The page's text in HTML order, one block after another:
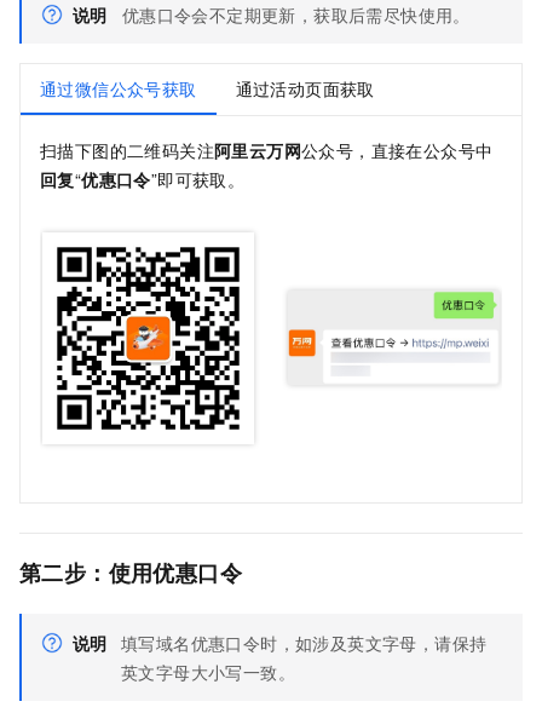
说明 优惠口令会不定期更新，获取后需尽快使用。
通过微信公众号获取 通过活动页面获取
扫描下图的二维码关注阿里云万网公众号，直接在公众号中
回复“优惠口令”即可获取。
第二步：使用优惠口令
说明 填写域名优惠口令时，如涉及英文字母，请保持
英文字母大小写一致。